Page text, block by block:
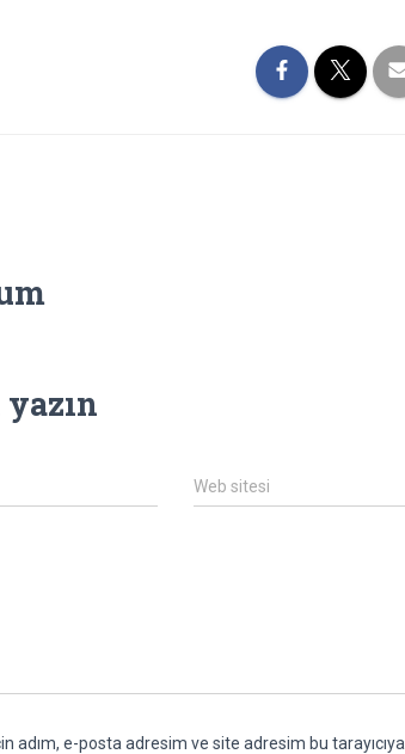
Web sitesi
adım, e-posta adresim ve site adresim bu tarayıcıya